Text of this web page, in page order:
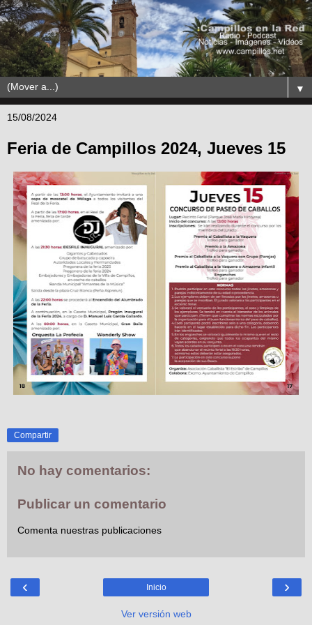
▼
15/08/2024
Feria de Campillos 2024, Jueves 15
Compartir
No hay comentarios:
Publicar un comentario
Comenta nuestras publicaciones
‹ ›
Inicio
Ver versión web